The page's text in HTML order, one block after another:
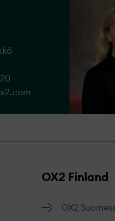
valitukset
Siirry
OX2 Finland
OX2